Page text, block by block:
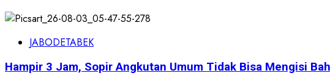
JABODETABEK
Hampir 3 Jam, Sopir Angkutan Umum Tidak Bisa Mengisi